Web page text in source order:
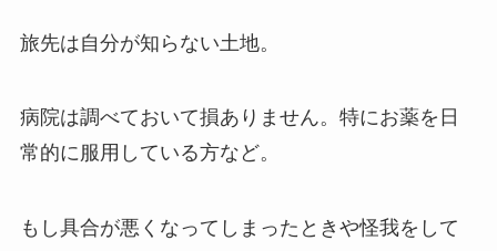
旅先は自分が知らない土地。
病院は調べておいて損ありません。特にお薬を日
常的に服用している方など。
もし具合が悪くなってしまったときや怪我をして